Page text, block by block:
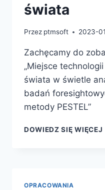
świata
Przez ptmsoft 2023-
Zachęcamy do
„Miejsce
świata w świetle
badań
metody PESTEL”
DOWIEDZ SIĘ WIĘCEJ
OPRACOWANIA